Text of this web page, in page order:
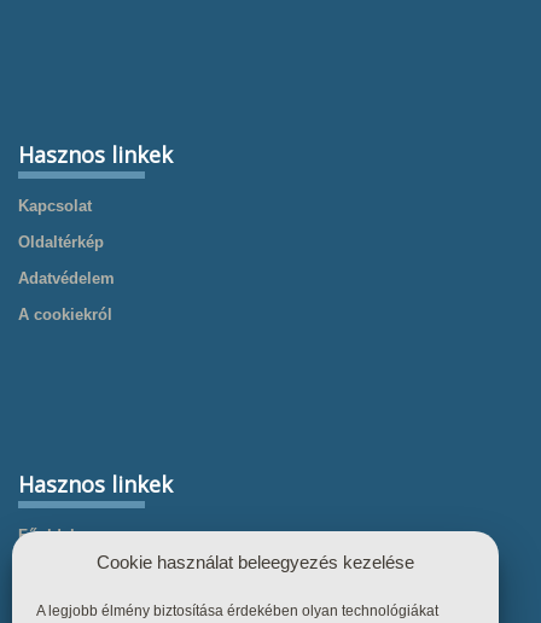
Hasznos linkek
Kapcsolat
Oldaltérkép
Adatvédelem
A cookiekról
Hasznos linkek
Főoldal
Referenciák
Cookie használat beleegyezés kezelése
A legjobb élmény biztosítása érdekében olyan technológiákat